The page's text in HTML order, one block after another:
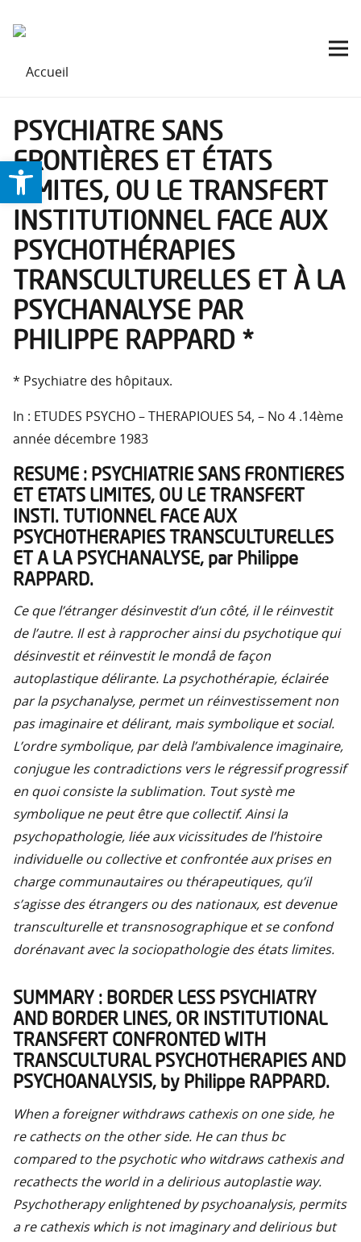
PSYCHIATRE SANS
FRONTIÈRES ET ÉTATS
LIMITES, OU LE TRANSFERT
INSTITUTIONNEL FACE AUX
PSYCHOTHÉRAPIES
TRANSCULTURELLES ET À LA
PSYCHANALYSE PAR
PHILIPPE RAPPARD *
* Psychiatre des hôpitaux.
In : ETUDES PSYCHO – THERAPIOUES 54, – No 4 .14ème
année décembre 1983
RESUME : PSYCHIATRIE SANS FRONTIERES
ET ETATS LIMITES, OU LE TRANSFERT
INSTI. TUTIONNEL FACE AUX
PSYCHOTHERAPIES TRANSCULTURELLES
ET A LA PSYCHANALYSE, par Philippe
RAPPARD.
Ce que l’étranger désinvestit d’un côté, il le réinvestit
de l’autre. Il est à rapprocher ainsi du psychotique qui
désinvestit et réinvestit le mondå de façon
autoplastique délirante. La psychothérapie, éclairée
par la psychanalyse, permet un réinvestissement non
pas imaginaire et délirant, mais symbolique et social.
L’ordre symbolique, par delà l’ambivalence imaginaire,
conjugue les contradictions vers le régressif progressif
en quoi consiste la sublimation. Tout systè me
symbolique ne peut être que collectif. Ainsi la
psychopathologie, liée aux vicissitudes de l’histoire
individuelle ou collective et confrontée aux prises en
charge communautaires ou thérapeutiques, qu’il
s’agisse des étrangers ou des nationaux, est devenue
transculturelle et transnosographique et se confond
dorénavant avec la sociopathologie des états limites.
SUMMARY : BORDER LESS PSYCHIATRY
AND BORDER LINES, OR INSTITUTIONAL
TRANSFERT CONFRONTED WITH
TRANSCULTURAL PSYCHOTHERAPIES AND
PSYCHOANALYSIS, by Philippe RAPPARD.
When a foreigner withdraws cathexis on one side, he
re cathects on the other side. He can thus bc
compared to the psychotic who witdraws cathexis and
recathects the world in a delirious autoplastie way.
Psychotherapy enlightened by psychoanalysis, permits
a re cathexis which is not imaginary and delirious but
Ouvrir la barre d’outils